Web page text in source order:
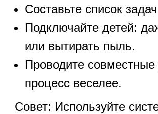
Составьте список
Подключайте детей:
или вытирать пыль.
Проводите
процесс веселее.
Совет: Используйте